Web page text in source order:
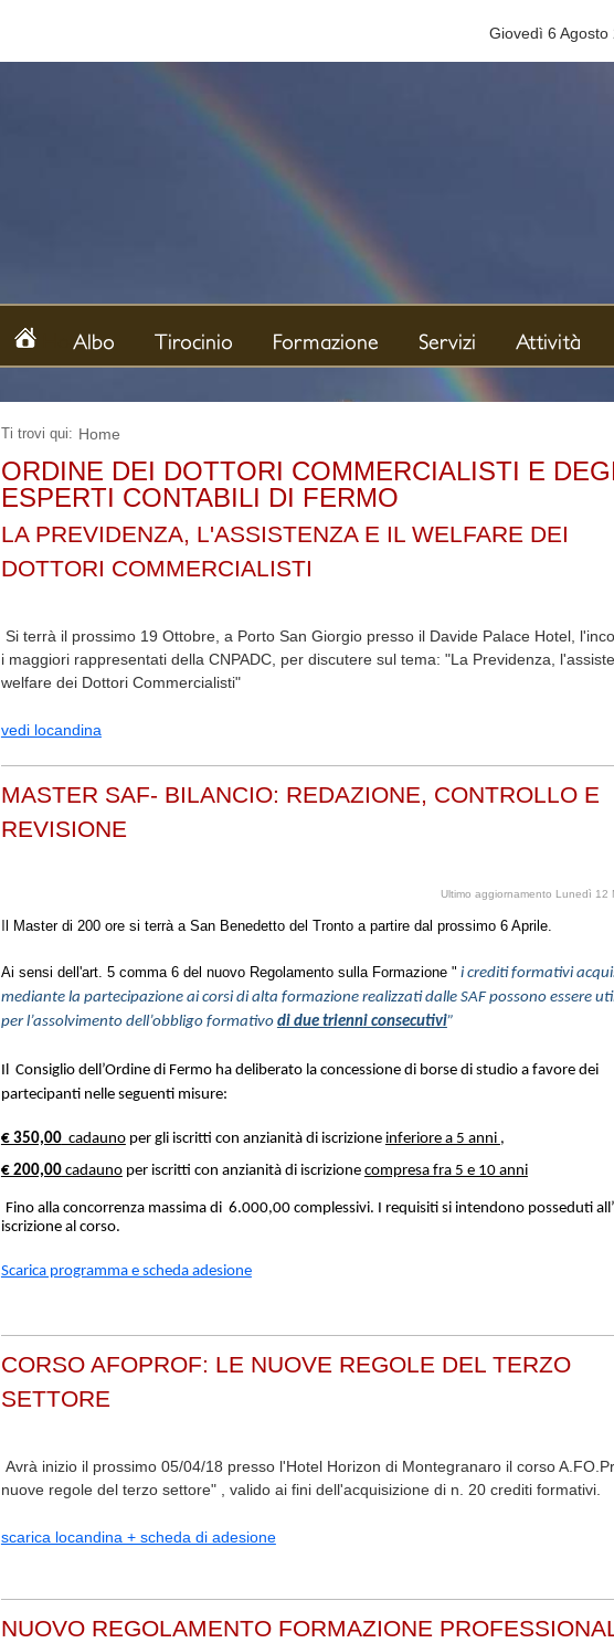
Giovedì 6 Agosto
Home
Albo Tirocinio Formazione Servizi Attività
Ti trovi qui: Home
ORDINE DEI DOTTORI COMMERCIALISTI E
ESPERTI CONTABILI DI FERMO
LA PREVIDENZA, L'ASSISTENZA E IL WELFARE DEI
DOTTORI COMMERCIALISTI
Si terrà il prossimo 19 Ottobre, a Porto San Giorgio presso il Davide Palace Hotel,
i maggiori rappresentati della CNPADC, per discutere sul tema: "La Previdenza,
welfare dei Dottori Commercialisti"
vedi locandina
MASTER SAF- BILANCIO: REDAZIONE, CONTROLLO E
REVISIONE
Ultimo aggiornamento Lunedì 12
I l Master di 200 ore si terrà a San Benedetto del Tronto a partire dal prossimo 6 Aprile.
Ai sensi dell'art. 5 comma 6 del nuovo Regolamento sulla Formazione " i crediti formativi
mediante la partecipazione ai corsi di alta formazione realizzati dalle SAF possono essere
per l’assolvimento dell’obbligo formativo di due trienni consecutivi”
Il Consiglio dell’Ordine di Fermo ha deliberato la concessione di borse di studio a favore dei
partecipanti nelle seguenti misure:
€ 350,00cadaunoper gli iscritti con anzianità di iscrizione inferiore a 5 anni ,
€ 200,00cadaunoper iscritti con anzianità di iscrizione compresa fra 5 e 10 anni
Fino alla concorrenza massima di 6.000,00 complessivi. I requisiti si intendono posseduti
iscrizione al corso.
Scarica programma e scheda adesione
CORSO AFOPROF: LE NUOVE REGOLE DEL TERZO
SETTORE
Avrà inizio il prossimo 05/04/18 presso l'Hotel Horizon di Montegranaro il corso
nuove regole del terzo settore" , valido ai fini dell'acquisizione di n. 20 crediti formativi.
scarica locandina + scheda di adesione
NUOVO REGOLAMENTO FORMAZIONE